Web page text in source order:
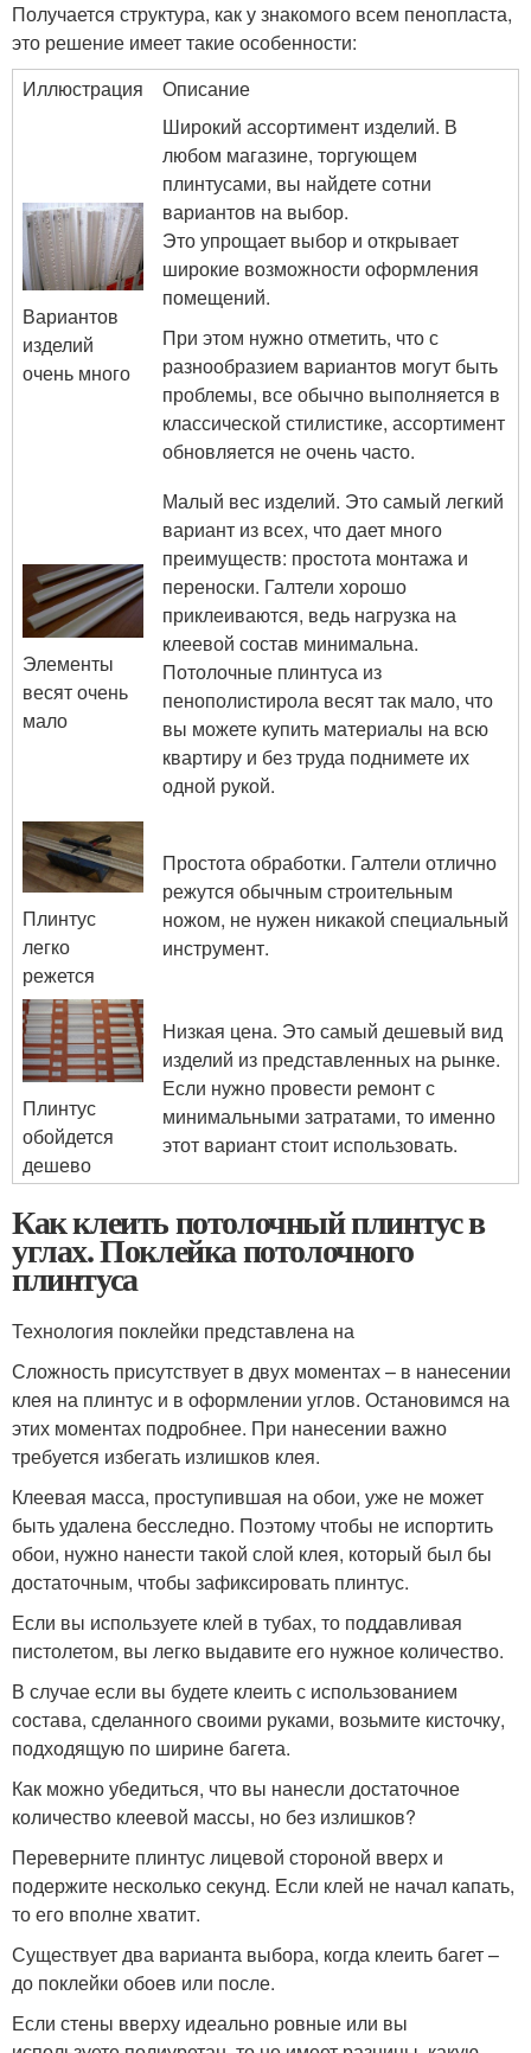
Получается структура, как у знакомого всем пенопласта,
это решение имеет такие особенности:
Иллюстрация
Описание
Вариантов
изделий
очень много
Широкий ассортимент изделий. В
любом магазине, торгующем
плинтусами, вы найдете сотни
вариантов на выбор.
Это упрощает выбор и открывает
широкие возможности оформления
помещений.
При этом нужно отметить, что с
разнообразием вариантов могут быть
проблемы, все обычно выполняется в
классической стилистике, ассортимент
обновляется не очень часто.
Элементы
весят очень
мало
Малый вес изделий. Это самый легкий
вариант из всех, что дает много
преимуществ: простота монтажа и
переноски. Галтели хорошо
приклеиваются, ведь нагрузка на
клеевой состав минимальна.
Потолочные плинтуса из
пенополистирола весят так мало, что
вы можете купить материалы на всю
квартиру и без труда поднимете их
одной рукой.
Плинтус
легко
режется
Простота обработки. Галтели отлично
режутся обычным строительным
ножом, не нужен никакой специальный
инструмент.
Плинтус
обойдется
дешево
Низкая цена. Это самый дешевый вид
изделий из представленных на рынке.
Если нужно провести ремонт с
минимальными затратами, то именно
этот вариант стоит использовать.
Как клеить потолочный плинтус в
углах. Поклейка потолочного
плинтуса
Технология поклейки представлена на
Сложность присутствует в двух моментах – в нанесении
клея на плинтус и в оформлении углов. Остановимся на
этих моментах подробнее. При нанесении важно
требуется избегать излишков клея.
Клеевая масса, проступившая на обои, уже не может
быть удалена бесследно. Поэтому чтобы не испортить
обои, нужно нанести такой слой клея, который был бы
достаточным, чтобы зафиксировать плинтус.
Если вы используете клей в тубах, то поддавливая
пистолетом, вы легко выдавите его нужное количество.
В случае если вы будете клеить с использованием
состава, сделанного своими руками, возьмите кисточку,
подходящую по ширине багета.
Как можно убедиться, что вы нанесли достаточное
количество клеевой массы, но без излишков?
Переверните плинтус лицевой стороной вверх и
подержите несколько секунд. Если клей не начал капать,
то его вполне хватит.
Существует два варианта выбора, когда клеить багет –
до поклейки обоев или после.
Если стены вверху идеально ровные или вы